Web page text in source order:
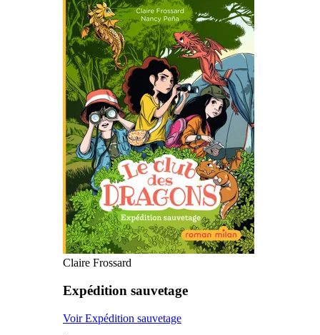
Claire Frossard
Expédition sauvetage
Voir Expédition sauvetage